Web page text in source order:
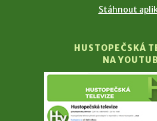
Stáhnout
HUSTOPEČSKÁ
NA